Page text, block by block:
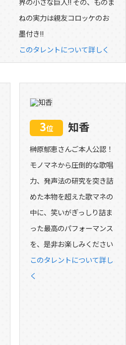
ねの実力は親友コロッケのお
墨付き!!
このタレントについて詳しく
3位 知香
榊原郁恵さんご本人公認！
モノマネから圧倒的な歌唱
力、発声法の研究を突き詰
めた本物を超えた歌マネの
中に、笑いがぎっしり詰ま
った最高のパフォーマンス
を、是非お楽しみください
このタレントについて詳し
く